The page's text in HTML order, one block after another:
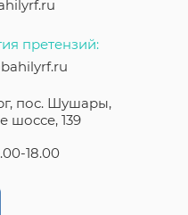
претензий:
пос. Шушары,
шоссе, 139
18.00